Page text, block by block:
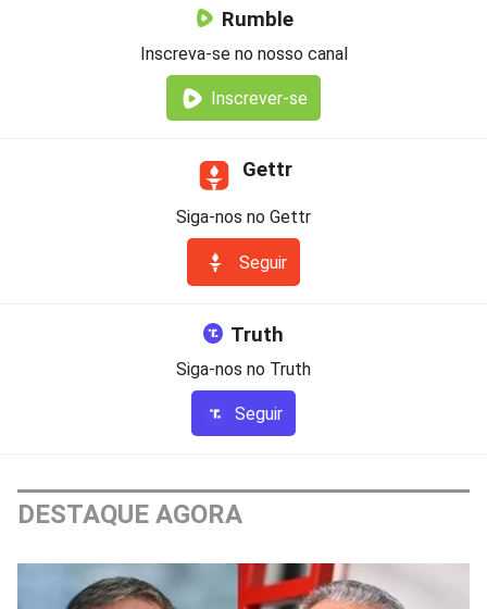
Rumble
Inscreva-se no nosso canal
Inscrever-se
Gettr
Siga-nos no Gettr
Seguir
Truth
Siga-nos no Truth
Seguir
DESTAQUE AGORA